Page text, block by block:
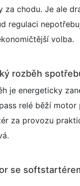
za chodu. Je ale
regulaci
volba.
rozběh
je energeticky
relé běží motor
za provozu
se